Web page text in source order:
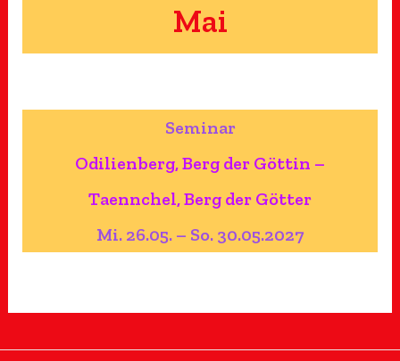
Mai
Seminar
Odilienberg, Berg der Göttin –
Taennchel, Berg der Götter
Mi. 26.05. – So. 30.05.2027